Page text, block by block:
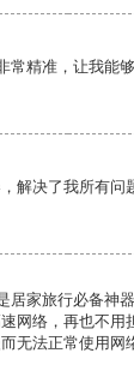
常精准，让我能
解决了我所有问
居家旅行必备神
网络，再也不用
无法正常使用网